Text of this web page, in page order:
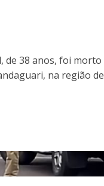
de 38 anos, foi
na região